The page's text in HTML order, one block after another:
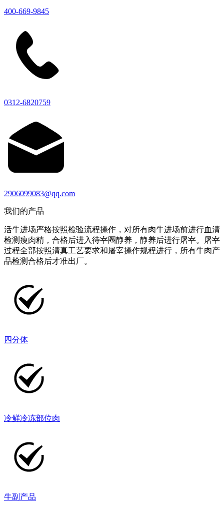
400-669-9845
0312-6820759
2906099083@qq.com
我们的产品
活牛进场严格按照检验流程操作，对所有肉牛进场前进行血清
检测瘦肉精，合格后进入待宰圈静养，静养后进行屠宰。屠宰
过程全部按照清真工艺要求和屠宰操作规程进行，所有牛肉产
品检测合格后才准出厂。
四分体
冷鲜冷冻部位肉
牛副产品